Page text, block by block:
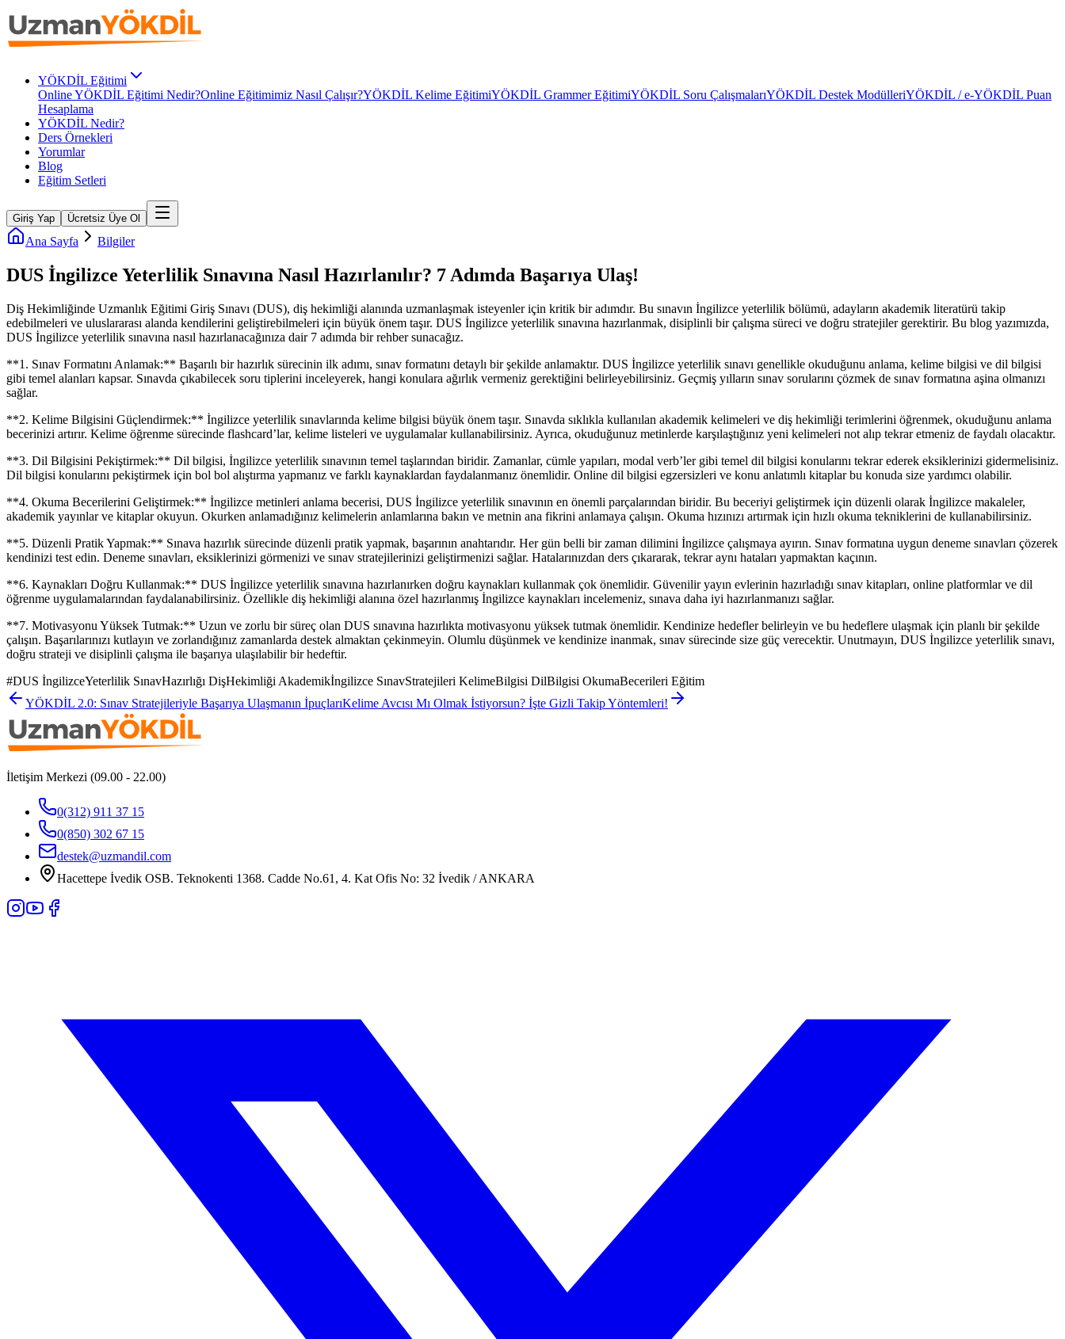
YÖKDİL Eğitimi
Online YÖKDİL Eğitimi Nedir?Online Eğitimimiz Nasıl Çalışır?YÖKDİL Kelime EğitimiYÖKDİL Grammer EğitimiYÖKDİL Soru ÇalışmalarıYÖKDİL Destek ModülleriYÖKDİL / e-YÖKDİL Puan
Hesaplama
YÖKDİL Nedir?
Ders Örnekleri
Yorumlar
Blog
Eğitim Setleri
Giriş Yap Ücretsiz Üye Ol
Ana Sayfa Bilgiler
DUS İngilizce Yeterlilik Sınavına Nasıl Hazırlanılır? 7 Adımda Başarıya Ulaş!
Diş Hekimliğinde Uzmanlık Eğitimi Giriş Sınavı (DUS), diş hekimliği alanında uzmanlaşmak isteyenler için kritik bir adımdır. Bu sınavın İngilizce yeterlilik bölümü, adayların akademik literatürü takip
edebilmeleri ve uluslararası alanda kendilerini geliştirebilmeleri için büyük önem taşır. DUS İngilizce yeterlilik sınavına hazırlanmak, disiplinli bir çalışma süreci ve doğru stratejiler gerektirir. Bu blog yazımızda,
DUS İngilizce yeterlilik sınavına nasıl hazırlanacağınıza dair 7 adımda bir rehber sunacağız.
**1. Sınav Formatını Anlamak:** Başarılı bir hazırlık sürecinin ilk adımı, sınav formatını detaylı bir şekilde anlamaktır. DUS İngilizce yeterlilik sınavı genellikle okuduğunu anlama, kelime bilgisi ve dil bilgisi
gibi temel alanları kapsar. Sınavda çıkabilecek soru tiplerini inceleyerek, hangi konulara ağırlık vermeniz gerektiğini belirleyebilirsiniz. Geçmiş yılların sınav sorularını çözmek de sınav formatına aşina olmanızı
sağlar.
**2. Kelime Bilgisini Güçlendirmek:** İngilizce yeterlilik sınavlarında kelime bilgisi büyük önem taşır. Sınavda sıklıkla kullanılan akademik kelimeleri ve diş hekimliği terimlerini öğrenmek, okuduğunu anlama
becerinizi artırır. Kelime öğrenme sürecinde flashcard’lar, kelime listeleri ve uygulamalar kullanabilirsiniz. Ayrıca, okuduğunuz metinlerde karşılaştığınız yeni kelimeleri not alıp tekrar etmeniz de faydalı olacaktır.
**3. Dil Bilgisini Pekiştirmek:** Dil bilgisi, İngilizce yeterlilik sınavının temel taşlarından biridir. Zamanlar, cümle yapıları, modal verb’ler gibi temel dil bilgisi konularını tekrar ederek eksiklerinizi gidermelisiniz.
Dil bilgisi konularını pekiştirmek için bol bol alıştırma yapmanız ve farklı kaynaklardan faydalanmanız önemlidir. Online dil bilgisi egzersizleri ve konu anlatımlı kitaplar bu konuda size yardımcı olabilir.
**4. Okuma Becerilerini Geliştirmek:** İngilizce metinleri anlama becerisi, DUS İngilizce yeterlilik sınavının en önemli parçalarından biridir. Bu beceriyi geliştirmek için düzenli olarak İngilizce makaleler,
akademik yayınlar ve kitaplar okuyun. Okurken anlamadığınız kelimelerin anlamlarına bakın ve metnin ana fikrini anlamaya çalışın. Okuma hızınızı artırmak için hızlı okuma tekniklerini de kullanabilirsiniz.
**5. Düzenli Pratik Yapmak:** Sınava hazırlık sürecinde düzenli pratik yapmak, başarının anahtarıdır. Her gün belli bir zaman dilimini İngilizce çalışmaya ayırın. Sınav formatına uygun deneme sınavları çözerek
kendinizi test edin. Deneme sınavları, eksiklerinizi görmenizi ve sınav stratejilerinizi geliştirmenizi sağlar. Hatalarınızdan ders çıkararak, tekrar aynı hataları yapmaktan kaçının.
**6. Kaynakları Doğru Kullanmak:** DUS İngilizce yeterlilik sınavına hazırlanırken doğru kaynakları kullanmak çok önemlidir. Güvenilir yayın evlerinin hazırladığı sınav kitapları, online platformlar ve dil
öğrenme uygulamalarından faydalanabilirsiniz. Özellikle diş hekimliği alanına özel hazırlanmış İngilizce kaynakları incelemeniz, sınava daha iyi hazırlanmanızı sağlar.
**7. Motivasyonu Yüksek Tutmak:** Uzun ve zorlu bir süreç olan DUS sınavına hazırlıkta motivasyonu yüksek tutmak önemlidir. Kendinize hedefler belirleyin ve bu hedeflere ulaşmak için planlı bir şekilde
çalışın. Başarılarınızı kutlayın ve zorlandığınız zamanlarda destek almaktan çekinmeyin. Olumlu düşünmek ve kendinize inanmak, sınav sürecinde size güç verecektir. Unutmayın, DUS İngilizce yeterlilik sınavı,
doğru strateji ve disiplinli çalışma ile başarıya ulaşılabilir bir hedeftir.
#DUS İngilizceYeterlilik SınavHazırlığı DişHekimliği Akademikİngilizce SınavStratejileri KelimeBilgisi DilBilgisi OkumaBecerileri Eğitim
YÖKDİL 2.0: Sınav Stratejileriyle Başarıya Ulaşmanın İpuçlarıKelime Avcısı Mı Olmak İstiyorsun? İşte Gizli Takip Yöntemleri!
İletişim Merkezi (09.00 - 22.00)
0(312) 911 37 15
0(850) 302 67 15
destek@uzmandil.com
Hacettepe İvedik OSB. Teknokenti 1368. Cadde No.61, 4. Kat Ofis No: 32 İvedik / ANKARA